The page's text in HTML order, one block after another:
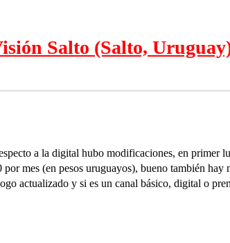
Salto (Salto,
a la digital hubo modificaciones, en primer
mes (en pesos uruguayos), bueno también
actualizado y si es un canal básico, digital o